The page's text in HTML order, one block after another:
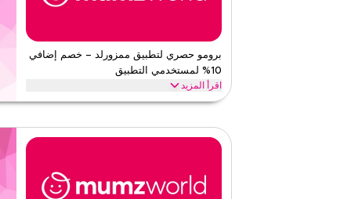
على
قيّمنا
برومو حصري لتطبيق ممزورلد – خصم إضافي
10% لمستخدمي التطبيق
اقرأ المزيد
احصل على خصم إضافي 10% عند التسوق عبر
ممز ورلد
ينطبق على
ويب/